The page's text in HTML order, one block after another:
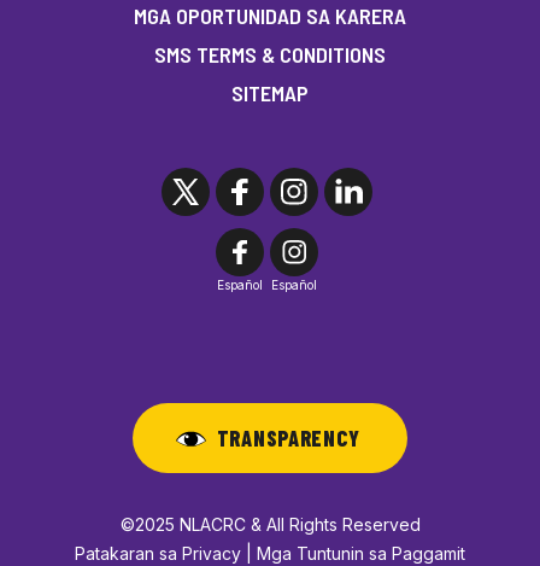
MGA OPORTUNIDAD SA KARERA
SMS TERMS & CONDITIONS
SITEMAP
Español Español
TRANSPARENCY
©2025 NLACRC & All Rights Reserved
Patakaran sa Privacy | Mga Tuntunin sa Paggamit